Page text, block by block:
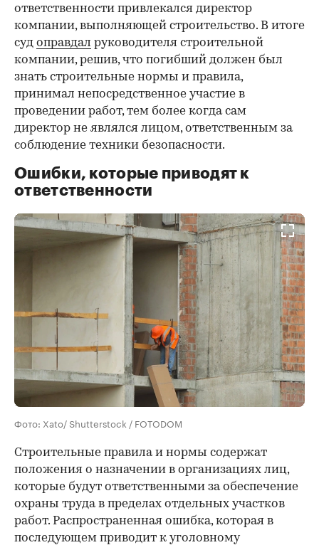
ответственности привлекался директор
компании, выполняющей строительство. В итоге
суд оправдал руководителя строительной
компании, решив, что погибший должен был
знать строительные нормы и правила,
принимал непосредственное участие в
проведении работ, тем более когда сам
директор не являлся лицом, ответственным за
соблюдение техники безопасности.
Ошибки, которые приводят к
ответственности
Фото: Xato/ Shutterstock / FOTODOM
Строительные правила и нормы содержат
положения о назначении в организациях лиц,
которые будут ответственными за обеспечение
охраны труда в пределах отдельных участков
работ. Распространенная ошибка, которая в
последующем приводит к уголовному